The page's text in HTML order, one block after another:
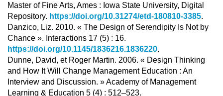
Master of Fine Arts, Ames : Iowa State University, Digital
Repository. https://doi.org/10.31274/etd-180810-3385.
Danzico, Liz. 2010. « The Design of Serendipity Is Not by
Chance ». Interactions 17 (5) : 16.
https://doi.org/10.1145/1836216.1836220.
Dunne, David, et Roger Martin. 2006. « Design Thinking
and How It Will Change Management Education : An
Interview and Discussion. » Academy of Management
Learning & Education 5 (4) : 512–523.